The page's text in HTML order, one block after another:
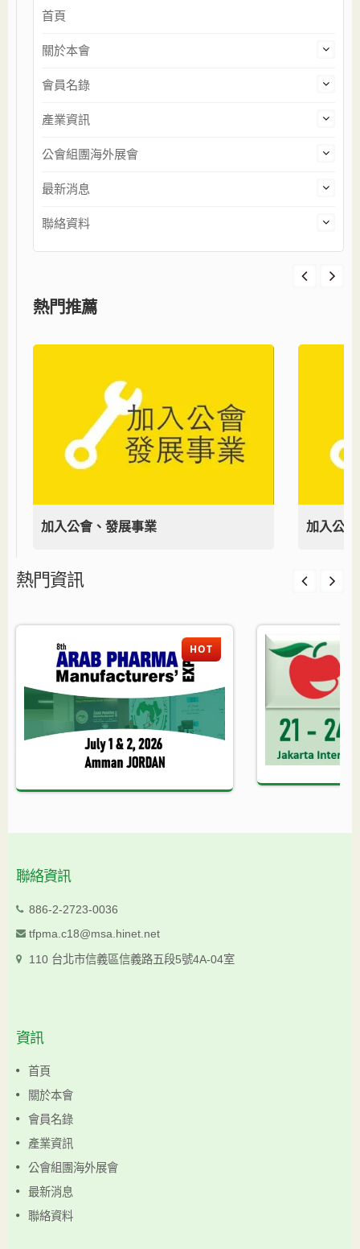
首頁
關於本會
會員名錄
產業資訊
公會組團海外展會
最新消息
聯絡資料
熱門推薦
加入公會、發展事業 加入公
熱門資訊
HOT
聯絡資訊
886-2-2723-0036
tfpma.c18@msa.hinet.net
110 台北市信義區信義路五段5號4A-04室
資訊
首頁
關於本會
會員名錄
產業資訊
公會組團海外展會
最新消息
聯絡資料